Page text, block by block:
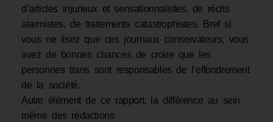
d’articles injurieux et sensationnalistes, de récits
alarmistes, de traitements catastrophistes. Bref si
vous ne lisez que ces journaux conservateurs, vous
avez de bonnes chances de croire que les
personnes trans sont responsables de l’effondrement
de la société.
Autre élément de ce rapport, la différence au sein
même des rédactions